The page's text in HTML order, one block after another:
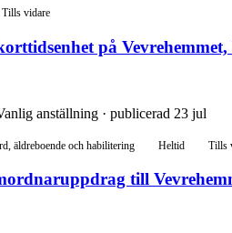
Tills vidare
på Vevrehemmet,
anställning · publicerad 23 jul
äldreboende och habilitering Heltid Tills
till